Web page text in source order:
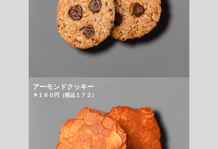
アーモンドクッキー
￥１６０円（税込１７２）